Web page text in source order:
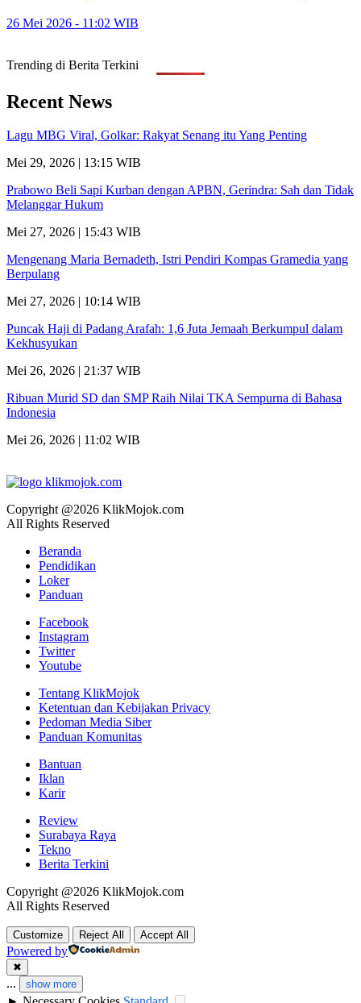
26 Mei 2026 - 11:02 WIB
Trending di Berita Terkini
Recent News
Lagu MBG Viral, Golkar: Rakyat Senang itu Yang Penting
Mei 29, 2026 | 13:15 WIB
Prabowo Beli Sapi Kurban dengan APBN, Gerindra: Sah dan Tidak
Melanggar Hukum
Mei 27, 2026 | 15:43 WIB
Mengenang Maria Bernadeth, Istri Pendiri Kompas Gramedia yang
Berpulang
Mei 27, 2026 | 10:14 WIB
Puncak Haji di Padang Arafah: 1,6 Juta Jemaah Berkumpul dalam
Kekhusyukan
Mei 26, 2026 | 21:37 WIB
Ribuan Murid SD dan SMP Raih Nilai TKA Sempurna di Bahasa
Indonesia
Mei 26, 2026 | 11:02 WIB
Copyright @2026 KlikMojok.com
All Rights Reserved
Beranda
Pendidikan
Loker
Panduan
Facebook
Instagram
Twitter
Youtube
Tentang KlikMojok
Ketentuan dan Kebijakan Privacy
Pedoman Media Siber
Panduan Komunitas
Bantuan
Iklan
Karir
Review
Surabaya Raya
Tekno
Berita Terkini
Copyright @2026 KlikMojok.com
All Rights Reserved
Customize Reject All Accept All
Powered by
✖
... show more